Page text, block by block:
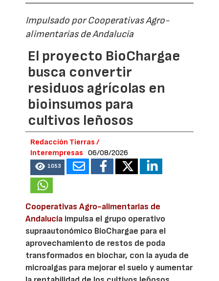
Impulsado por Cooperativas Agro-
alimentarias de Andalucía
El proyecto BioChargae
busca convertir
residuos agrícolas en
bioinsumos para
cultivos leñosos
Redacción Tierras /
Interempresas
06/08/2026
1053
Cooperativas Agro-alimentarias de
Andalucía impulsa el grupo operativo
supraautonómico BioChargae para el
aprovechamiento de restos de poda
transformados en biochar, con la ayuda de
microalgas para mejorar el suelo y aumentar